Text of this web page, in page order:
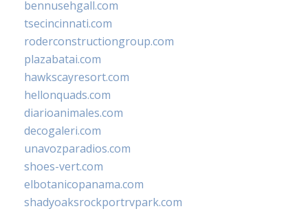
bennusehgall.com
tsecincinnati.com
roderconstructiongroup.com
plazabatai.com
hawkscayresort.com
hellonquads.com
diarioanimales.com
decogaleri.com
unavozparadios.com
shoes-vert.com
elbotanicopanama.com
shadyoaksrockportrvpark.com